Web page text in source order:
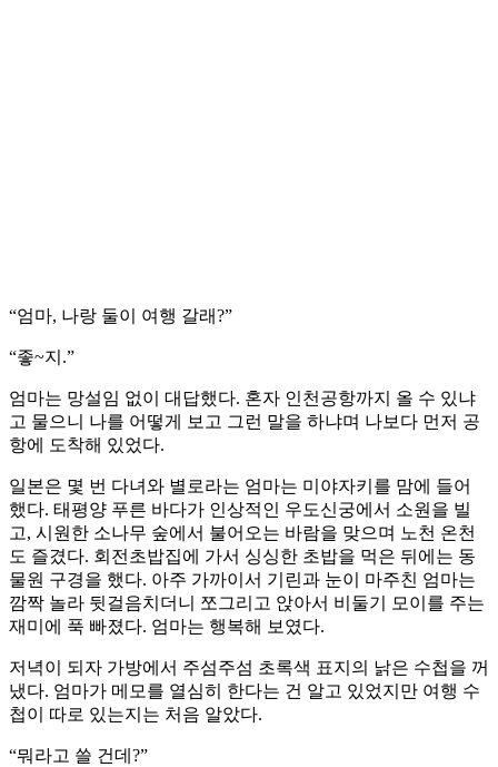
“엄마, 나랑 둘이 여행 갈래?”
“좋~지.”
엄마는 망설임 없이 대답했다. 혼자 인천공항까지 올 수 있냐
고 물으니 나를 어떻게 보고 그런 말을 하냐며 나보다 먼저 공
항에 도착해 있었다.
일본은 몇 번 다녀와 별로라는 엄마는 미야자키를 맘에 들어
했다. 태평양 푸른 바다가 인상적인 우도신궁에서 소원을 빌
고, 시원한 소나무 숲에서 불어오는 바람을 맞으며 노천 온천
도 즐겼다. 회전초밥집에 가서 싱싱한 초밥을 먹은 뒤에는 동
물원 구경을 했다. 아주 가까이서 기린과 눈이 마주친 엄마는
깜짝 놀라 뒷걸음치더니 쪼그리고 앉아서 비둘기 모이를 주는
재미에 푹 빠졌다. 엄마는 행복해 보였다.
저녁이 되자 가방에서 주섬주섬 초록색 표지의 낡은 수첩을 꺼
냈다. 엄마가 메모를 열심히 한다는 건 알고 있었지만 여행 수
첩이 따로 있는지는 처음 알았다.
“뭐라고 쓸 건데?”